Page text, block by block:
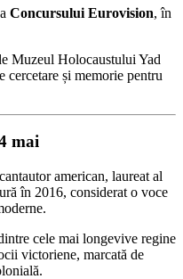
Concursului Eurovision, în
Muzeul Holocaustului Yad
cercetare și memorie pentru
mai
american, laureat al
în 2016, considerat o voce
cele mai longevive regine
victoriene, marcată de